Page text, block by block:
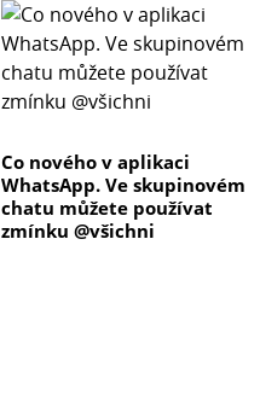
Co nového v aplikaci
WhatsApp. Ve skupinovém
chatu můžete používat
zmínku @všichni